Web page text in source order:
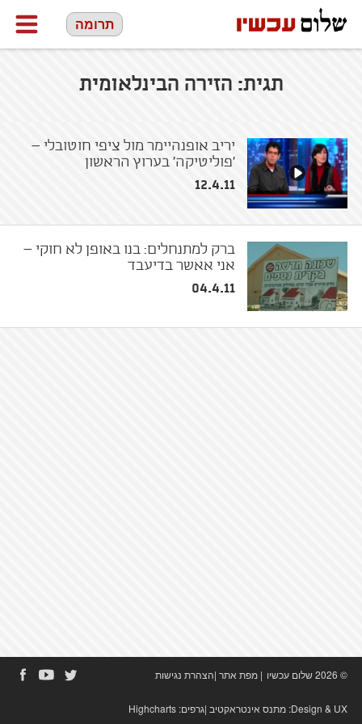
תרומה
תגית: הזירה הבינלאומית
יריב אופנהיימר מול ציפי חוטובלי –
'פוליטיקה' בערוץ הראשון
12.4.11
ברק למתנחלים: בנו באופן לא חוקי –
אני אאשר בדיעבד
04.4.11
© 2026 שלום עכשיו | מפת אתר|הצהרת נגישות
Design & UX: מתנס אינטראקטיב|גרפים: Highcharts